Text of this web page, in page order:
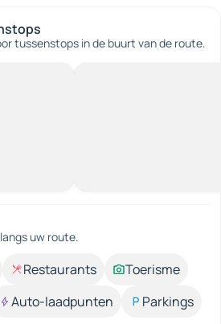
tussenstops in de buurt van de route.
uw route.
Restaurants
Toerisme
Auto-laadpunten
Parkings